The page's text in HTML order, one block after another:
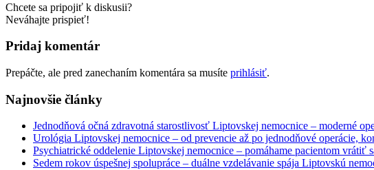
Chcete sa pripojiť k diskusii?
Neváhajte prispieť!
Pridaj komentár
Prepáčte, ale pred zanechaním komentára sa musíte prihlásiť.
Najnovšie články
Jednodňová očná zdravotná starostlivosť Liptovskej nemocnice – moderné
Urológia Liptovskej nemocnice – od prevencie až po jednodňové operácie,
Psychiatrické oddelenie Liptovskej nemocnice – pomáhame pacientom vrátiť
Sedem rokov úspešnej spolupráce – duálne vzdelávanie spája Liptovskú